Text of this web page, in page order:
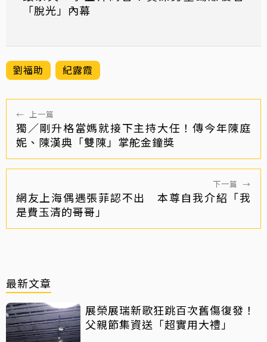
「脫光」內幕
劉福助 紀露霞
← 上一篇
獨／剛升格當媽就接下主持大任！傳今年陳庭
妮、陳漢典「雙陳」掌舵金鐘獎
下一篇 →
網友上海偶遇張菲認不出 本尊自我介紹「我
是費玉清的哥哥」
最新文章
展榮展瑞新歌狂跳百次舊傷復發！
父親節集資送「超實用大禮」